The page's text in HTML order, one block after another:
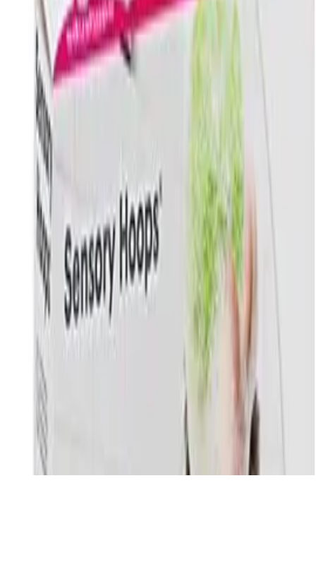
Services
Datenschutz
Impressum
Privatsphäre
Partner
Shop anmelden
Shop Login
Folge uns
Deutschlands großes Verbraucherportal mit Testberichten und
integriertem Preisvergleich
Alle Preise inkl. der jeweils geltenden gesetzlichen MwSt., ggf.
zzgl. Versandkosten. Alle Angaben ohne Gewähr.
Testsieger.de